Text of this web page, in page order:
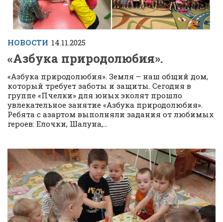
НОВОСТИ 14.11.2025
«Азбука природолюбия».
«Азбука природолюбия». Земля – наш общий дом,
который требует заботы и защиты. Сегодня в
группе «Пчелки» для юных эколят прошло
увлекательное занятие «Азбука природолюбия».
Ребята с азартом выполняли задания от любимых
героев: Елочки, Шалуна,...